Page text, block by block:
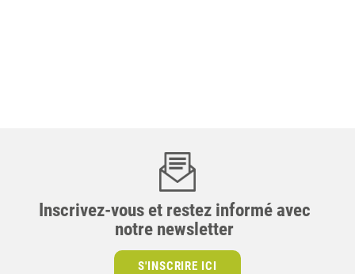
Inscrivez-vous et restez informé avec
notre newsletter
S'INSCRIRE ICI